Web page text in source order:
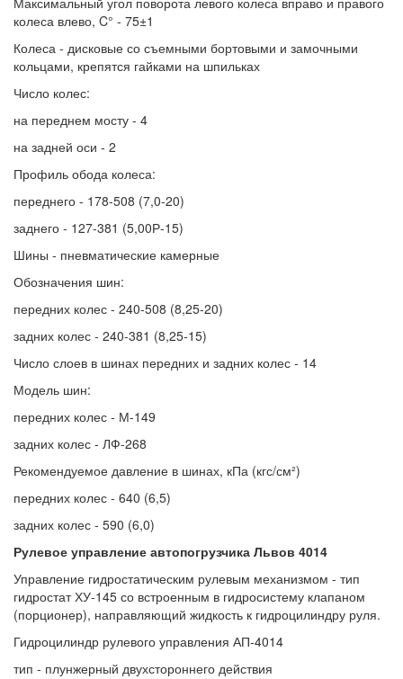
колеса влево, C° - 75±1
Колеса - дисковые со съемными бортовыми и замочными
кольцами, крепятся гайками на шпильках
Число колес:
на переднем мосту - 4
на задней оси - 2
Профиль обода колеса:
переднего - 178-508 (7,0-20)
заднего - 127-381 (5,00Р-15)
Шины - пневматические камерные
Обозначения шин:
передних колес - 240-508 (8,25-20)
задних колес - 240-381 (8,25-15)
Число слоев в шинах передних и задних колес - 14
Модель шин:
передних колес - М-149
задних колес - ЛФ-268
Рекомендуемое давление в шинах, кПа (кгс/см²)
передних колес - 640 (6,5)
задних колес - 590 (6,0)
Рулевое управление автопогрузчика Львов 4014
Управление гидростатическим рулевым механизмом - тип
гидростат ХУ-145 со встроенным в гидросистему клапаном
(порционер), направляющий жидкость к гидроцилиндру руля.
Гидроцилиндр рулевого управления АП-4014
тип - плунжерный двухстороннего действия